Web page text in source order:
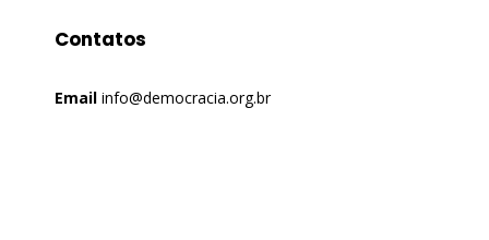
Contatos
Email info@democracia.org.br